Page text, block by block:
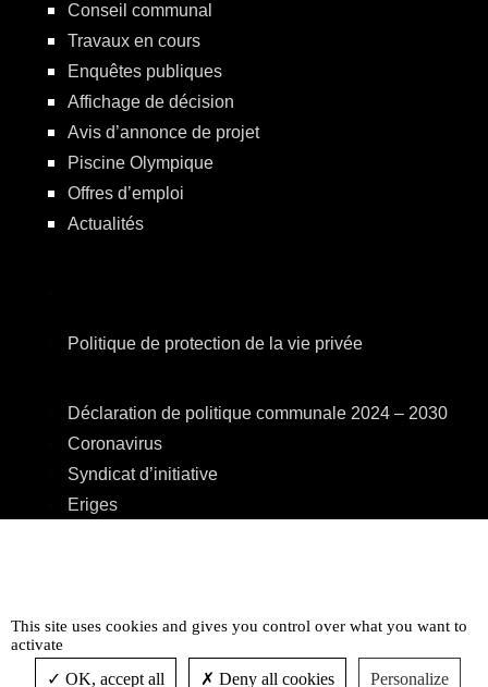
Conseil communal
Travaux en cours
Enquêtes publiques
Affichage de décision
Avis d’annonce de projet
Piscine Olympique
Offres d’emploi
Actualités
Politique de protection de la vie privée
Déclaration de politique communale 2024 – 2030
Coronavirus
Syndicat d’initiative
Eriges
Accessibilité
This site uses cookies and gives you control over what you want to
activate
OK, accept all Deny all cookies Personalize